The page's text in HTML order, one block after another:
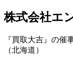
株式会社エ
『買取大吉』の催
（北海道）